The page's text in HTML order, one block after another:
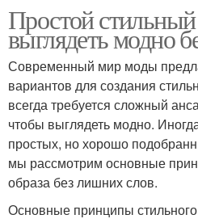
Простой
выглядеть модно
Современный мир моды
вариантов для создания
всегда требуется сложный
чтобы выглядеть модно.
простых, но хорошо
мы рассмотрим основные
образа без лишних слов.
Основные принципы